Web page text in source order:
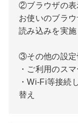
②ブラウザの表
お使いのブラ
読み込みを実施
③その他の設定
・ご利用のス
・Wi-Fi等接続
替え